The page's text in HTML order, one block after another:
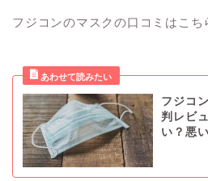
フジコンのマスクの口コミはこち
フジコ
判レビ
い？悪